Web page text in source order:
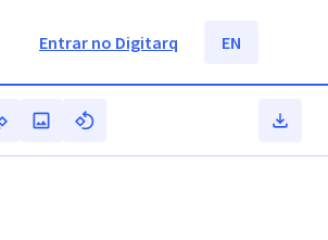
Entrar no Digitarq EN